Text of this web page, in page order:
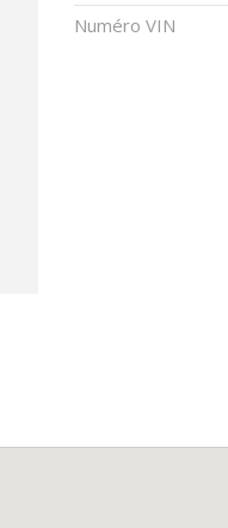
Numéro VIN